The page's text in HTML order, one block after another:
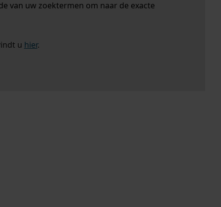
van uw zoektermen om naar de exacte
u hier.